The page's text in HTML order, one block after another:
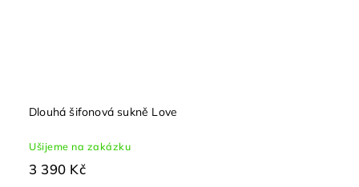
Dlouhá šifonová sukně Love
Ušijeme na zakázku
3 390 Kč